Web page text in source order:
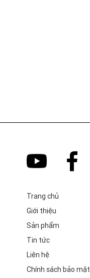
Trang chủ
Giới thiệu
Sản phẩm
Tin tức
Liên hệ
Chính sách bảo mật